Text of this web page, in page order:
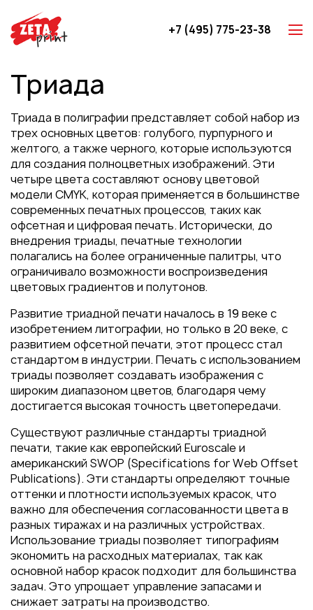
Игральные карты
Каталоги
Листовки
Книги
Папки
Календари
Упаковка
Блокноты с логотипом
Пакеты
Конверты
Журналы
Полиграфия для выставок
под ключ
+7 (495) 775-23-38
Триада
Триада в полиграфии представляет собой набор из
трех основных цветов: голубого, пурпурного и
желтого, а также черного, которые используются
для создания полноцветных изображений. Эти
четыре цвета составляют основу цветовой
модели CMYK, которая применяется в большинстве
современных печатных процессов, таких как
офсетная и цифровая печать. Исторически, до
внедрения триады, печатные технологии
полагались на более ограниченные палитры, что
ограничивало возможности воспроизведения
цветовых градиентов и полутонов.
Развитие триадной печати началось в 19 веке с
изобретением литографии, но только в 20 веке, с
развитием офсетной печати, этот процесс стал
стандартом в индустрии. Печать с использованием
триады позволяет создавать изображения с
широким диапазоном цветов, благодаря чему
достигается высокая точность цветопередачи.
Существуют различные стандарты триадной
печати, такие как европейский Euroscale и
американский SWOP (Specifications for Web Offset
Publications). Эти стандарты определяют точные
оттенки и плотности используемых красок, что
важно для обеспечения согласованности цвета в
разных тиражах и на различных устройствах.
Использование триады позволяет типографиям
экономить на расходных материалах, так как
основной набор красок подходит для большинства
задач. Это упрощает управление запасами и
снижает затраты на производство.